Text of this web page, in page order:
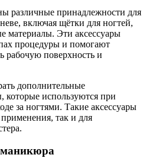
различные принадлежности для
включая щётки для ногтей,
материалы. Эти аксессуары
процедуры и помогают
рабочую поверхность и
дополнительные
которые используются при
за ногтями. Такие аксессуары
так и для
маникюра